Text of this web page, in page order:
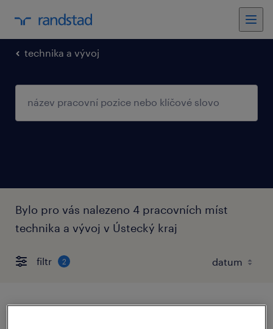
technika a vývoj
Bylo pro vás nalezeno 4 pracovních míst
technika a vývoj v Ústecký kraj
filtr 2
process engineer (m/ž)